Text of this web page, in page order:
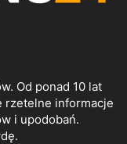
Od ponad 10 lat
rzetelne informacje
i upodobań.